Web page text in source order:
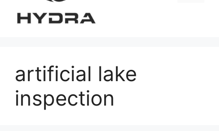
artificial lake
inspection